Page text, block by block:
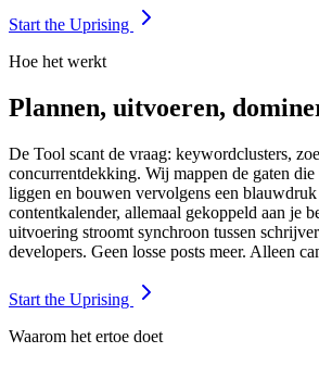
Start the Uprising
Hoe het werkt
Plannen, uitvoeren,
De Tool scant de vraag: keywordclusters,
concurrentdekking. Wij mappen de gaten
liggen en bouwen vervolgens een
contentkalender, allemaal gekoppeld aan je
uitvoering stroomt synchroon tussen
developers. Geen losse posts meer. Alleen
Start the Uprising
Waarom het ertoe doet